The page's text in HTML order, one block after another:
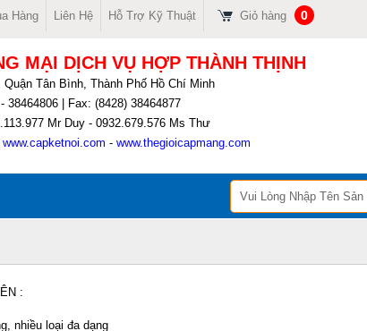
Hàng Liên Hệ Hỗ Trợ Kỹ Thuật Giỏ hàng 0
MẠI DỊCH VỤ HỢP THÀNH THỊNH
Tân Bình, Thành Phố Hồ Chí Minh
38464806 | Fax: (8428) 38464877
Mr Duy - 0932.679.576 Ms Thư
www.capketnoi.com - www.thegioicapmang.com
:
nhiều loại đa dạng